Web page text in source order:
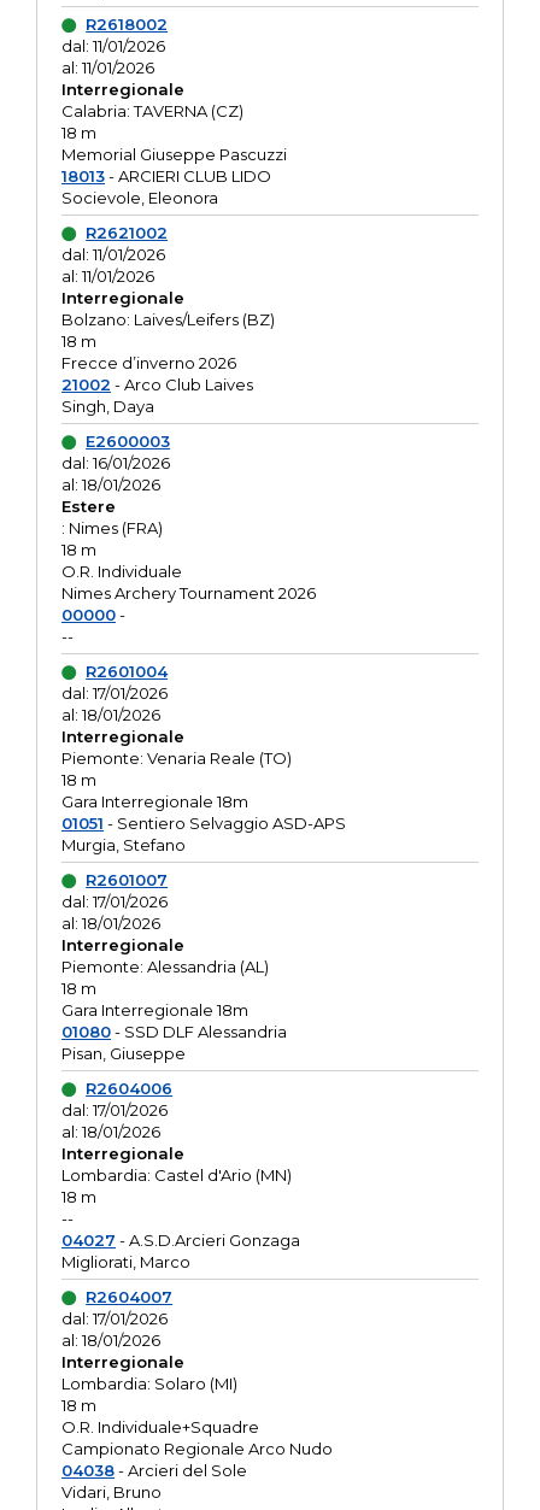
R2618002
dal: 11/01/2026
al: 11/01/2026
Interregionale
Calabria: TAVERNA (CZ)
18 m
Memorial Giuseppe Pascuzzi
18013- ARCIERI CLUB LIDO
Socievole, Eleonora
R2621002
dal: 11/01/2026
al: 11/01/2026
Interregionale
Bolzano: Laives/Leifers (BZ)
18 m
Frecce d’inverno 2026
21002 - Arco Club Laives
Singh, Daya
E2600003
dal: 16/01/2026
al: 18/01/2026
Estere
: Nimes (FRA)
18 m
O.R. Individuale
Nimes Archery Tournament 2026
00000-
--
R2601004
dal: 17/01/2026
al: 18/01/2026
Interregionale
Piemonte: Venaria Reale (TO)
18 m
Gara Interregionale 18m
01051 - Sentiero Selvaggio ASD-APS
Murgia, Stefano
R2601007
dal: 17/01/2026
al: 18/01/2026
Interregionale
Piemonte: Alessandria (AL)
18 m
Gara Interregionale 18m
01080- SSD DLF Alessandria
Pisan, Giuseppe
R2604006
dal: 17/01/2026
al: 18/01/2026
Interregionale
Lombardia: Castel d'Ario (MN)
18 m
--
04027 - A.S.D.Arcieri Gonzaga
Migliorati, Marco
R2604007
dal: 17/01/2026
al: 18/01/2026
Interregionale
Lombardia: Solaro (MI)
18 m
O.R. Individuale+Squadre
Campionato Regionale Arco Nudo
04038- Arcieri del Sole
Vidari, Bruno